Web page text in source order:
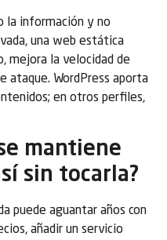
la información y no
una web estática
mejora la velocidad de
ataque. WordPress aporta
en otros perfiles,
mantiene
sin tocarla?
puede aguantar años con
añadir un servicio